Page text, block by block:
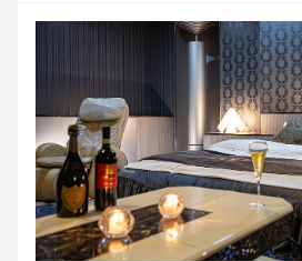
・22時～翌11時まで滞在OK！
・ウォーターサーバー完備！
・チェックイン後の外出可能（チェック
ます）
・お食事はすべて有料となります。
・部屋のご指定はできません。
・メンバー割引やクーポンの利用不可、
■観光スポット
◇兵庫県立播磨中央公園 車で8分